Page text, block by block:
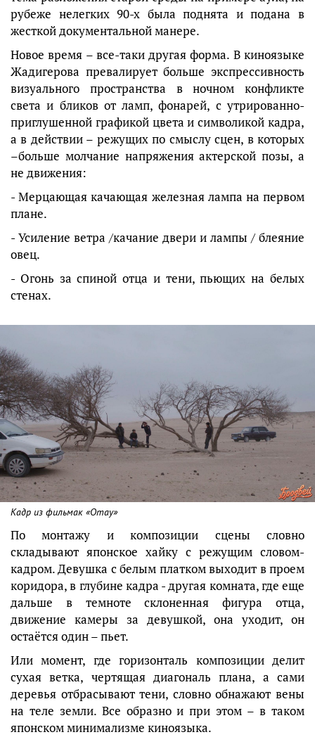
рубеже нелегких 90-х была поднята и подана в
жесткой документальной манере.
Новое время – все-таки другая форма. В киноязыке
Жадигерова превалирует больше экспрессивность
визуального пространства в ночном конфликте
света и бликов от ламп, фонарей, с утрированно-
приглушенной графикой цвета и символикой кадра,
а в действии – режущих по смыслу сцен, в которых
–больше молчание напряжения актерской позы, а
не движения:
- Мерцающая качающая железная лампа на первом
плане.
- Усиление ветра /качание двери и лампы / блеяние
овец.
- Огонь за спиной отца и тени, пьющих на белых
стенах.
Кадр из фильмак «Отау»
По монтажу и композиции сцены словно
складывают японское хайку с режущим словом-
кадром. Девушка с белым платком выходит в проем
коридора, в глубине кадра - другая комната, где еще
дальше в темноте склоненная фигура отца,
движение камеры за девушкой, она уходит, он
остаётся один – пьет.
Или момент, где горизонталь композиции делит
сухая ветка, чертящая диагональ плана, а сами
деревья отбрасывают тени, словно обнажают вены
на теле земли. Все образно и при этом – в таком
японском минимализме киноязыка.